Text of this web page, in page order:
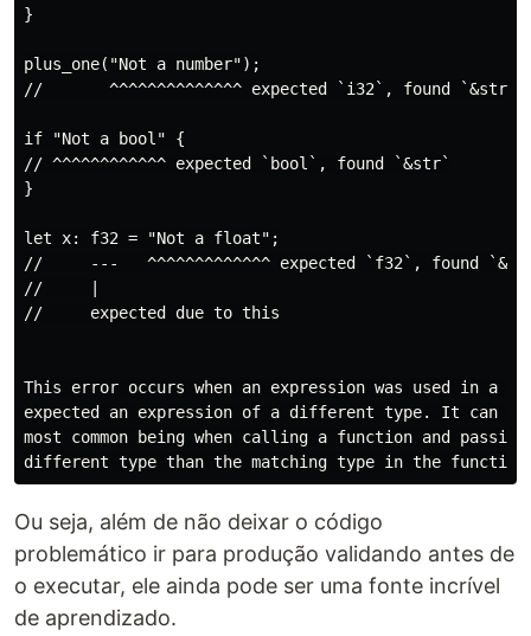
}
plus_one("Not a number");
//       ^^^^^^^^^^^^^^ expected `i32`, found `&str`
if "Not a bool" {
// ^^^^^^^^^^^^ expected `bool`, found `&str`
}
let x: f32 = "Not a float";
//     ---   ^^^^^^^^^^^^^ expected `f32`, found
//     |
//     expected due to this
This error occurs when an expression was used in a
expected an expression of a different type. It can
most common being when calling a function and
Ou seja, além de não deixar o código
problemático ir para produção validando antes de
o executar, ele ainda pode ser uma fonte incrível
de aprendizado.